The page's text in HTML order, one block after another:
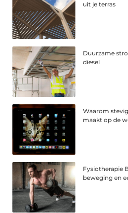
uit je terras
Duurzame
diesel
Waarom
maakt op de
Fysiotherapie
beweging en